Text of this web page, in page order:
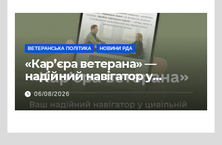
ВЕТЕРАНСЬКА ПОЛІТИКА НОВИНИ РДА
«Кар’єра ветерана» —
надійний навігатор у
цивільній професії
06/08/2026